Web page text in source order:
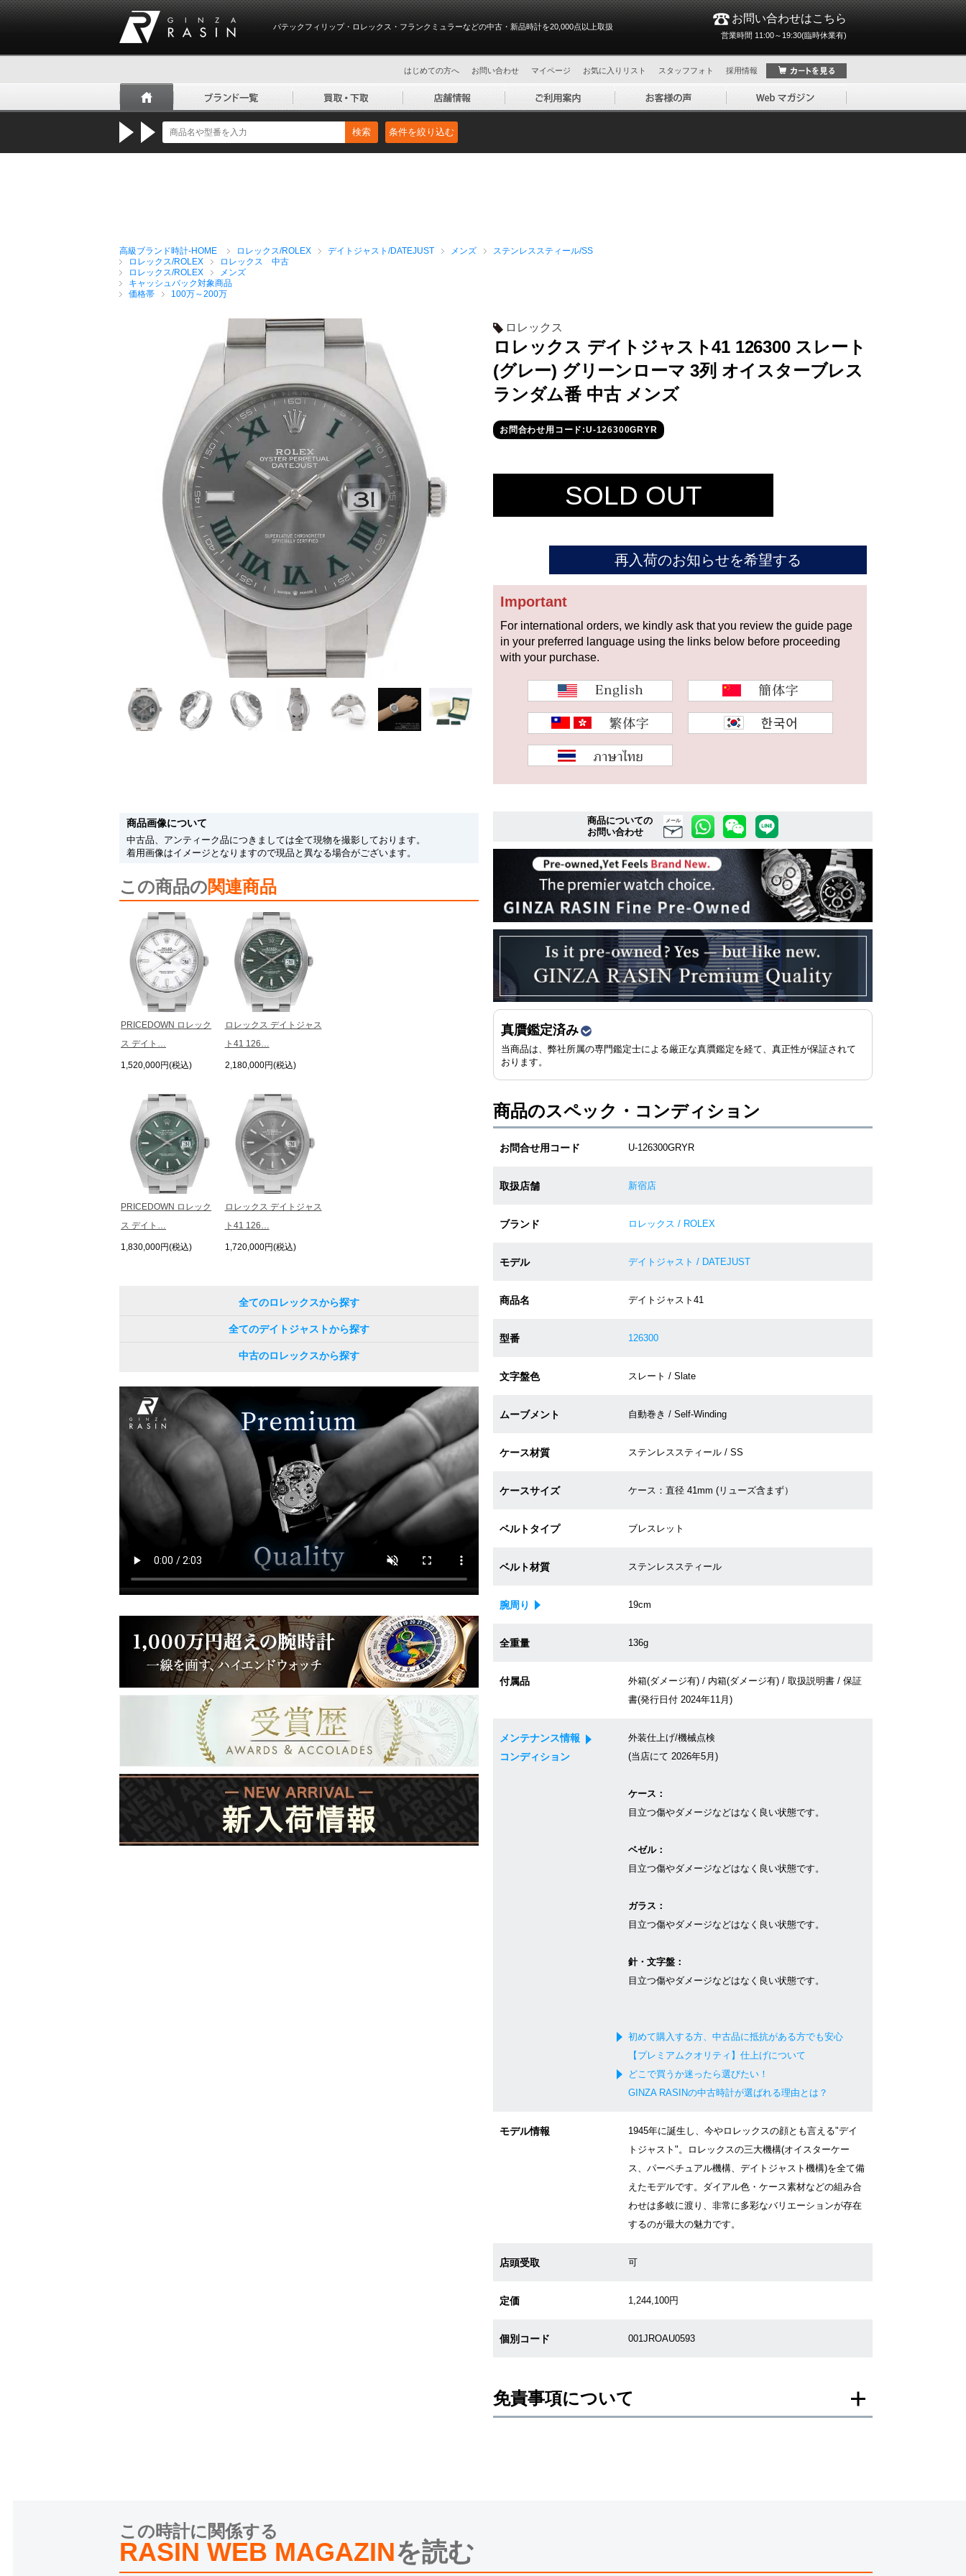
パテックフィリップ・ロレックス・フランクミュラーなどの中古・新品時計を20,000点以上取扱
お問い合わせはこちら
営業時間 11:00～19:30(臨時休業有)
はじめての方へ お問い合わせ マイページ お気に入りリスト スタッフフォト 採用情報
検索 条件を絞り込む
高級ブランド時計-HOME ロレックス/ROLEX デイトジャスト/DATEJUST メンズ
ステンレススティール/SS
ロレックス/ROLEX
ロレックス 中古
ロレックス/ROLEX
メンズ
キャッシュバック対象商品
価格帯
100万～200万
ロレックス
ロレックス デイトジャスト41 126300 スレート
(グレー) グリーンローマ 3列 オイスターブレス
ランダム番 中古 メンズ
お問合わせ用コード:U-126300GRYR
SOLD OUT
再入荷のお知らせを希望する
Important
For international orders, we kindly ask that you review the guide page
in your preferred language using the links below before proceeding
with your purchase.
商品画像について
中古品、アンティーク品につきましては全て現物を撮影しております。
着用画像はイメージとなりますので現品と異なる場合がございます。
この商品の関連商品
PRICEDOWN ロレック
ス デイト…
1,520,000円(税込)
PRICEDOWN ロレック
ス デイト…
1,830,000円(税込)
ロレックス デイトジャス
ト41 126…
2,180,000円(税込)
ロレックス デイトジャス
ト41 126…
1,720,000円(税込)
全てのロレックスから探す
全てのデイトジャストから探す
中古のロレックスから探す
商品についての
お問い合わせ
メール
真贋鑑定済み
当商品は、弊社所属の専門鑑定士による厳正な真贋鑑定を経て、真正性が保証されて
おります。
商品のスペック・コンディション
お問合せ用コード U-126300GRYR
取扱店舗 新宿店
ブランド ロレックス / ROLEX
モデル デイトジャスト / DATEJUST
商品名 デイトジャスト41
型番 126300
文字盤色 スレート / Slate
ムーブメント 自動巻き / Self-Winding
ケース材質 ステンレススティール / SS
ケースサイズ ケース：直径 41mm (リューズ含まず）
ベルトタイプ ブレスレット
ベルト材質 ステンレススティール
腕周り 19cm
全重量 136g
付属品
外箱(ダメージ有) / 内箱(ダメージ有) / 取扱説明書 / 保証
書(発行日付 2024年11月)
メンテナンス情報
コンディション
外装仕上げ/機械点検
(当店にて 2026年5月)
ケース：
目立つ傷やダメージなどはなく良い状態です。
ベゼル：
目立つ傷やダメージなどはなく良い状態です。
ガラス：
目立つ傷やダメージなどはなく良い状態です。
針・文字盤：
目立つ傷やダメージなどはなく良い状態です。
初めて購入する方、中古品に抵抗がある方でも安心
【プレミアムクオリティ】仕上げについて
どこで買うか迷ったら選びたい！
GINZA RASINの中古時計が選ばれる理由とは？
モデル情報
1945年に誕生し、今やロレックスの顔とも言える"デイ
トジャスト"。ロレックスの三大機構(オイスターケー
ス、パーペチュアル機構、デイトジャスト機構)を全て備
えたモデルです。ダイアル色・ケース素材などの組み合
わせは多岐に渡り、非常に多彩なバリエーションが存在
するのが最大の魅力です。
店頭受取 可
定価 1,244,100円
個別コード 001JROAU0593
免責事項について
※当店では店頭販売も行っております為、サイトでのご注文と店頭処理との時間差で在庫
この時計に関係する
RASIN WEB MAGAZINを読む